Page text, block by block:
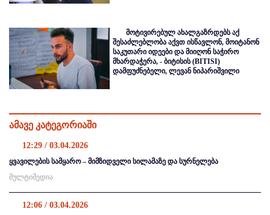
მოტივირებულ ახალგაზრდებს აქ
შესაძლებლობა აქვთ ისწავლონ, მოიტანონ
საკუთარი იდეები და მიიღონ საჭირო
მხარდაჭერა, - ბიტისის (BITISI)
დამფუძნებელი, ლევან ნიპარიშვილი
ამავე კატეგორიაში
12:29 / 03.04.2026
ყვავილების სამყარო – მიმზიდველი სილამაზე და სურნელება
მულტიმედია
12:06 / 03.04.2026